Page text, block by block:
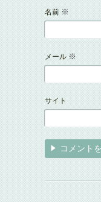
名前 ※
メール ※
サイト